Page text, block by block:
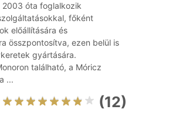
2003 óta foglalkozik
főként
előállítására és
összpontosítva, ezen belül is
gyártására.
található, a Móricz
...
(12)